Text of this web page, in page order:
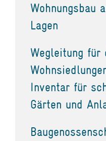
Wohnungsbau
Lagen
Wegleitung für
Inventar für
Gärten und